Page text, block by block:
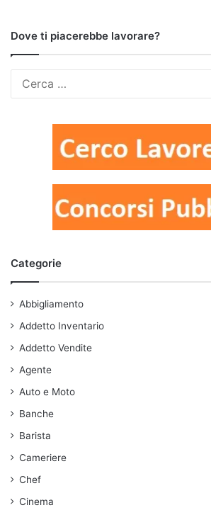
Dove ti piacerebbe lavorare?
Categorie
Abbigliamento
Addetto Inventario
Addetto Vendite
Agente
Auto e Moto
Banche
Barista
Cameriere
Chef
Cinema